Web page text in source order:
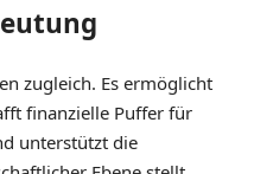
zugleich. Es ermöglicht
finanzielle Puffer für
unterstützt die